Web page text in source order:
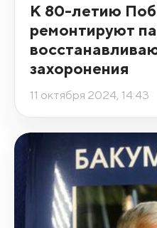
К 80-летию
ремонтируют
захоронения
11 октября 2024, 14:43